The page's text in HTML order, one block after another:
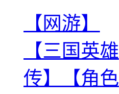
【网游】
【三国英雄
传】【角色